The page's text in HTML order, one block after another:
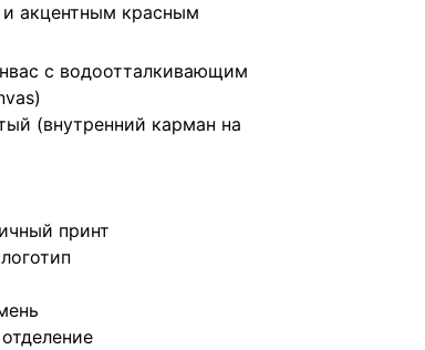
акцентным красным
с водоотталкивающим
(внутренний карман на
принт